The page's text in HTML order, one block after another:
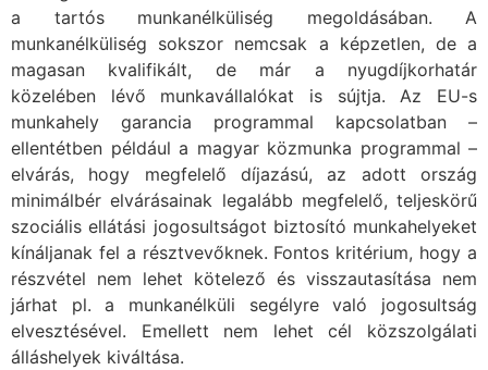
a tartós munkanélküliség megoldásában. A
munkanélküliség sokszor nemcsak a képzetlen, de a
magasan kvalifikált, de már a nyugdíjkorhatár
közelében lévő munkavállalókat is sújtja. Az EU-s
munkahely garancia programmal kapcsolatban –
ellentétben például a magyar közmunka programmal –
elvárás, hogy megfelelő díjazású, az adott ország
minimálbér elvárásainak legalább megfelelő, teljeskörű
szociális ellátási jogosultságot biztosító munkahelyeket
kínáljanak fel a résztvevőknek. Fontos kritérium, hogy a
részvétel nem lehet kötelező és visszautasítása nem
járhat pl. a munkanélküli segélyre való jogosultság
elvesztésével. Emellett nem lehet cél közszolgálati
álláshelyek kiváltása.